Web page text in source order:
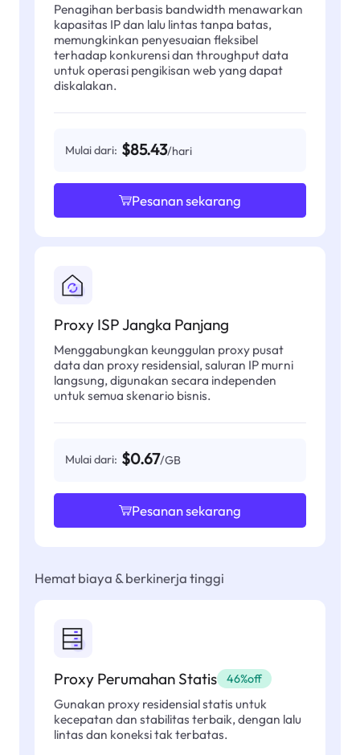
Penagihan berbasis bandwidth menawarkan
kapasitas IP dan lalu lintas tanpa batas,
memungkinkan penyesuaian fleksibel
terhadap konkurensi dan throughput data
untuk operasi pengikisan web yang dapat
diskalakan.
Mulai dari: $85.43/hari
Pesanan sekarang
Proxy ISP Jangka Panjang
Menggabungkan keunggulan proxy pusat
data dan proxy residensial, saluran IP murni
langsung, digunakan secara independen
untuk semua skenario bisnis.
Mulai dari: $0.67/GB
Pesanan sekarang
Hemat biaya & berkinerja tinggi
Proxy Perumahan Statis 46%off
Gunakan proxy residensial statis untuk
kecepatan dan stabilitas terbaik, dengan lalu
lintas dan koneksi tak terbatas.